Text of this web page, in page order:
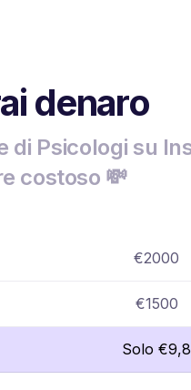
denaro
di Psicologi su
costoso 💸
€2000
€1500
Solo €9,8